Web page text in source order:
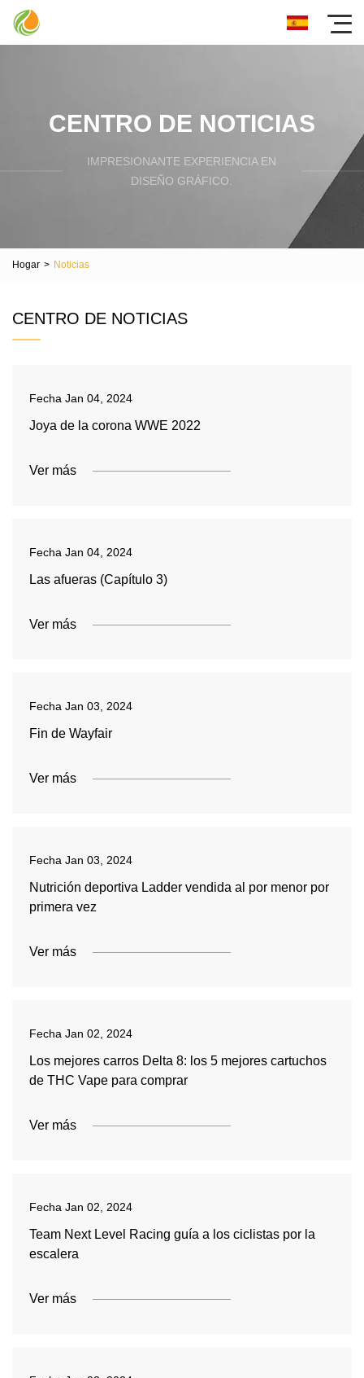
CENTRO DE NOTICIAS
IMPRESIONANTE EXPERIENCIA EN
DISEÑO GRÁFICO.
Hogar > Noticias
CENTRO DE NOTICIAS
Fecha Jan 04, 2024
Joya de la corona WWE 2022
Ver más
Fecha Jan 04, 2024
Las afueras (Capítulo 3)
Ver más
Fecha Jan 03, 2024
Fin de Wayfair
Ver más
Fecha Jan 03, 2024
Nutrición deportiva Ladder vendida al por menor por
primera vez
Ver más
Fecha Jan 02, 2024
Los mejores carros Delta 8: los 5 mejores cartuchos
de THC Vape para comprar
Ver más
Fecha Jan 02, 2024
Team Next Level Racing guía a los ciclistas por la
escalera
Ver más